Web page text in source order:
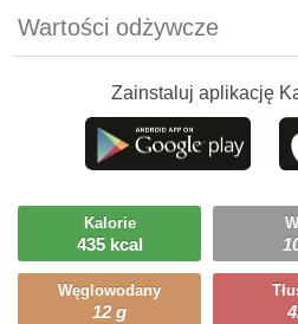
Wartości odżywcze
Szczegółówe informacje
Ciekawostki
Ile możesz zjeść?
Zainstaluj aplikację
Kalorie
435 kcal
Węglowodany
12 g